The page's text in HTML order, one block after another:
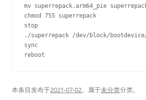
mv superrepack.arm64_pie
chmod 755 superrepack
stop
./superrepack /dev/block/bootdevice/
sync
本条目发布于2021-07-02。属于未分类分类。